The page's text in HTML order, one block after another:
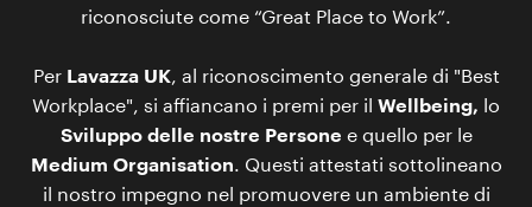
riconosciute come “Great Place to Work”.
Per Lavazza UK, al riconoscimento generale di "Best
Workplace", si affiancano i premi per il Wellbeing, lo
Sviluppo delle nostre Persone e quello per le
Medium Organisation. Questi attestati sottolineano
il nostro impegno nel promuovere un ambiente di